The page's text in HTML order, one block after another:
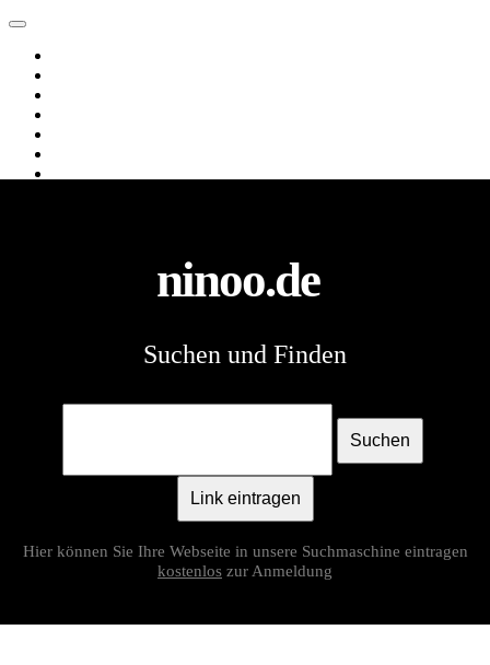
ninoo.de
Suchen und Finden
Suchen
Link eintragen
Hier können Sie Ihre Webseite in unsere Suchmaschine eintragen
kostenlos zur Anmeldung